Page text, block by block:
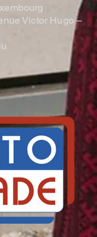
Victor Hugo –